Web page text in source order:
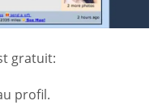
gratuit:
profil.